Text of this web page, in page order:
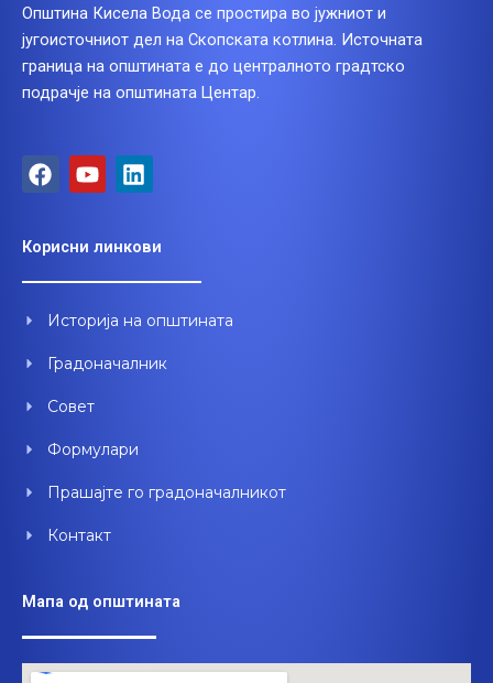
Општина Кисела Вода се простира во јужниот и
југоисточниот дел на Скопската котлина. Источната
граница на општината е до централното градтско
подрачје на општината Центар.
F
a
b
o
k
Y
o
u
b
L
i
e
d
n
Корисни линкови
Историја на општината
Градоначалник
Совет
Формулари
Прашајте го градоначалникот
Контакт
Мапа од општината